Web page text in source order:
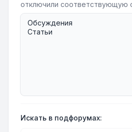
отключили соответствующую
Искать в подфорумах: